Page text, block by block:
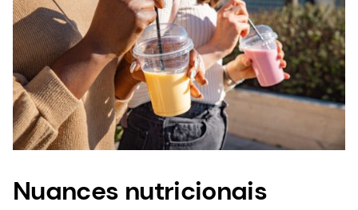
Nuances nutricionais
No caso das bebidas enriquecidas e nutritivas, o
segredo está na versatilidade – e em garantir
que, seja qual for a ocasião, você seja capaz de
oferecer o sabor e os benefícios para a saúde